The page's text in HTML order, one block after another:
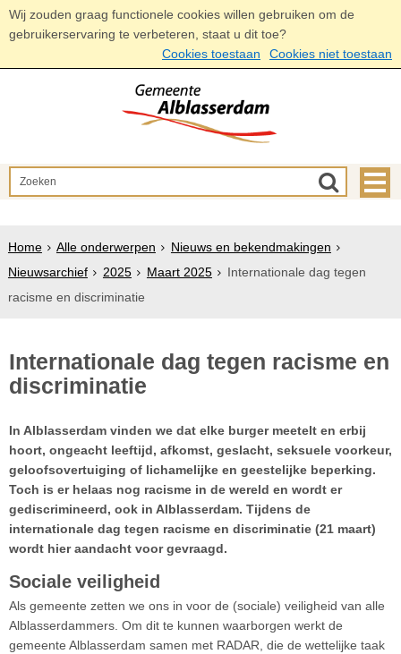
Wij zouden graag functionele cookies willen gebruiken om de
gebruikerservaring te verbeteren, staat u dit toe?
Cookies toestaan
Cookies niet toestaan
Home Alle onderwerpen
Nieuws en bekendmakingen
Nieuwsarchief
2025 Maart 2025
Internationale dag tegen
racisme en discriminatie
Internationale dag tegen racisme en
discriminatie
In Alblasserdam vinden we dat elke burger meetelt en erbij
hoort, ongeacht leeftijd, afkomst, geslacht, seksuele voorkeur,
geloofsovertuiging of lichamelijke en geestelijke beperking.
Toch is er helaas nog racisme in de wereld en wordt er
gediscrimineerd, ook in Alblasserdam. Tijdens de
internationale dag tegen racisme en discriminatie (21 maart)
wordt hier aandacht voor gevraagd.
Sociale veiligheid
Als gemeente zetten we ons in voor de (sociale) veiligheid van alle
Alblasserdammers. Om dit te kunnen waarborgen werkt de
gemeente Alblasserdam samen met RADAR, die de wettelijke taak